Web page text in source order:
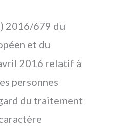
2016/679 du
et du
2016 relatif à
personnes
du traitement